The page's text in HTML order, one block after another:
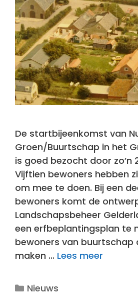
De startbijeenkomst van
Groen/Buurtschap in het
is goed bezocht door zo’n
Vijftien bewoners hebben
om mee te doen. Bij een
bewoners komt de
Landschapsbeheer
een erfbeplantingsplan te
bewoners van buurtschap
maken … Lees meer
Categorieën
Nieuws